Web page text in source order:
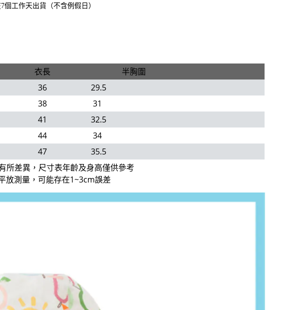
個工作天出貨（不含例假日）
衣長
半胸圍
36
29.5
38
31
41
32.5
44
34
47
35.5
所差異，尺寸表年齡及身高僅供參考
放測量，可能存在1~3cm誤差